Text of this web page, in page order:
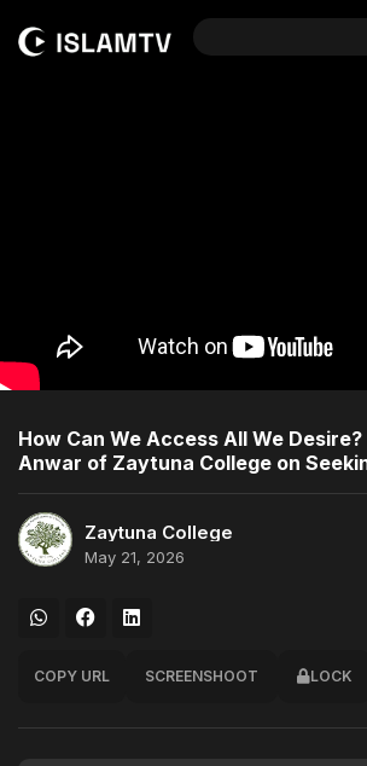
How Can We Access All We Desire?
Anwar of Zaytuna College on
Zaytuna College
May 21, 2026
COPY URL SCREENSHOOT LOCK